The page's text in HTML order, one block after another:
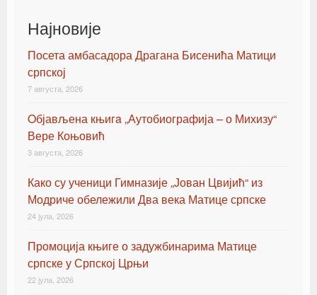
Најновије
Посета амбасадора Драгана Бисенића Матици
српској
7 августа, 2026
Oбјављена књигa „Аутобиографија – о Михизу“
Вере Коњовић
3 августа, 2026
Како су ученици Гимназије „Јован Цвијић“ из
Модриче обележили Два века Матице српске
24 јула, 2026
Промоција књиге о задужбинарима Матице
српске у Српској Црњи
22 јула, 2026